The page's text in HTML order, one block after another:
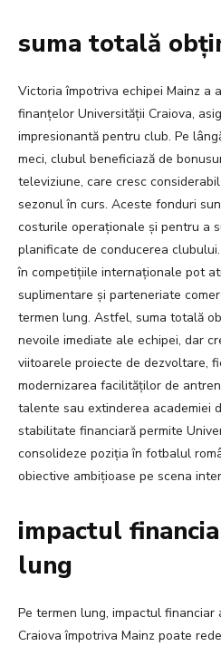
suma totală
Victoria împotriva echipei Mainz a
finanțelor Universității Craiova,
impresionantă pentru club. Pe
meci, clubul beneficiază de
televiziune, care cresc
sezonul în curs. Aceste fonduri
costurile operaționale și pentru a
planificate de conducerea
în competițiile internaționale pot
suplimentare și parteneriate
termen lung. Astfel, suma totală
nevoile imediate ale echipei, dar
viitoarele proiecte de dezvoltare,
modernizarea facilităților de
talente sau extinderea academiei
stabilitate financiară permite
consolideze poziția în fotbalul
obiective ambițioase pe scena
impactul
lung
Pe termen lung, impactul financiar
Craiova împotriva Mainz poate